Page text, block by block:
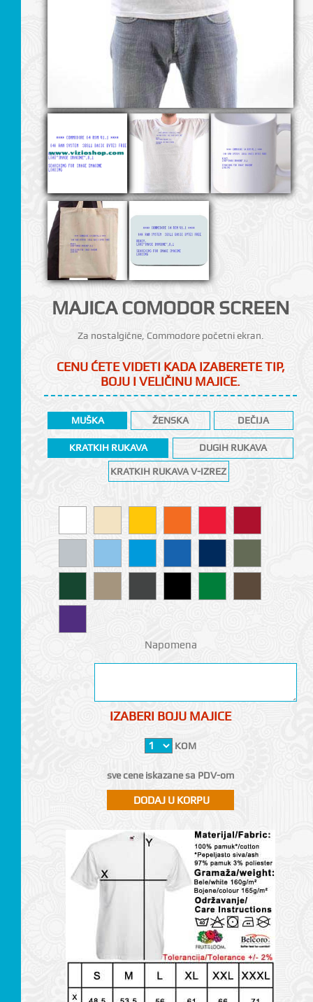
MAJICA COMODOR SCREEN
Za nostalgične, Commodore početni ekran.
CENU ĆETE VIDETI KADA IZABERETE TIP,
BOJU I VELIČINU MAJICE.
MUŠKA ŽENSKA DEČIJA
KRATKIH RUKAVA DUGIH RUKAVA
KRATKIH RUKAVA V-IZREZ
Napomena
IZABERI BOJU MAJICE
KOM
sve cene iskazane sa PDV-om